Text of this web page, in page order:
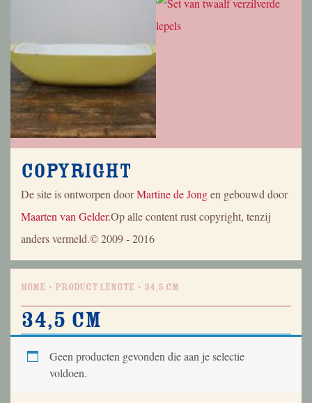
Copyright
De site is ontworpen doorMartine de Jongen gebouwd door
Maarten van Gelder.Op alle content rust copyright, tenzij
anders vermeld.© 2009 - 2016
Home Product Lengte 34,5 cm
34,5 cm
Geen producten gevonden die aan je selectie
voldoen.